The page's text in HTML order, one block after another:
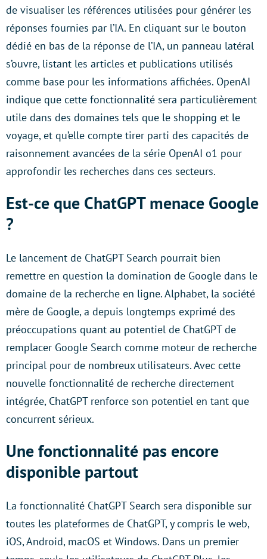
de visualiser les références utilisées pour générer les
réponses fournies par l’IA. En cliquant sur le bouton
dédié en bas de la réponse de l’IA, un panneau latéral
s’ouvre, listant les articles et publications utilisés
comme base pour les informations affichées. OpenAI
indique que cette fonctionnalité sera particulièrement
utile dans des domaines tels que le shopping et le
voyage, et qu’elle compte tirer parti des capacités de
raisonnement avancées de la série OpenAI o1 pour
approfondir les recherches dans ces secteurs.
Est-ce que ChatGPT menace Google
?
Le lancement de ChatGPT Search pourrait bien
remettre en question la domination de Google dans le
domaine de la recherche en ligne. Alphabet, la société
mère de Google, a depuis longtemps exprimé des
préoccupations quant au potentiel de ChatGPT de
remplacer Google Search comme moteur de recherche
principal pour de nombreux utilisateurs. Avec cette
nouvelle fonctionnalité de recherche directement
intégrée, ChatGPT renforce son potentiel en tant que
concurrent sérieux.
Une fonctionnalité pas encore
disponible partout
La fonctionnalité ChatGPT Search sera disponible sur
toutes les plateformes de ChatGPT, y compris le web,
iOS, Android, macOS et Windows. Dans un premier